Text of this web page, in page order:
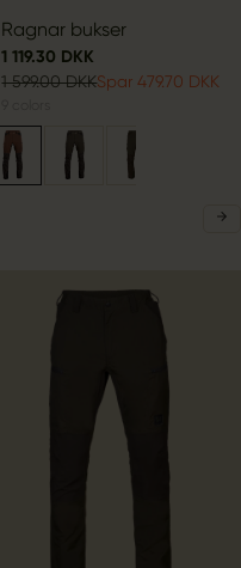
Ragnar bukser
1 119.30 DKK
1 599.00 DKKSpar 479.70 DKK